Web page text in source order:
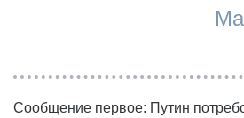
Сообщение первое: Путин